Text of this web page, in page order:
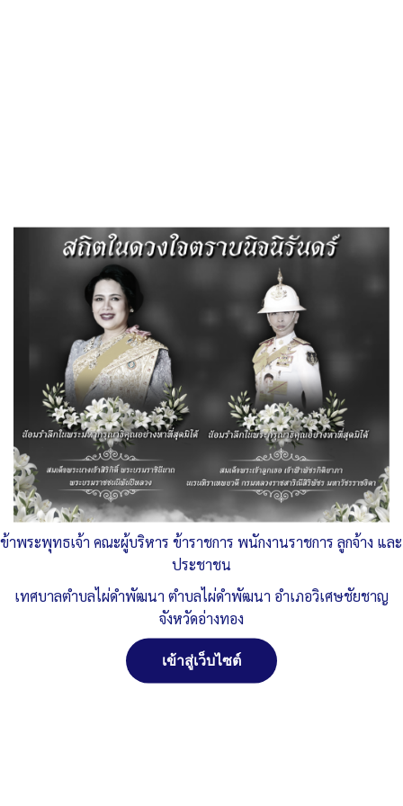
จัดการ การอนุญาตใช้งาน Cookies
วิเศษชัยชาญ จังหวัดอ่างทอง (www.phaidum.go.th) มีการใช้งาน
เทคโนโลยีคุกกี้ หรือ เทคโนโลยีอื่นที่มีลักษณะใกล้เคียงกันกับคุกกี้ บน
เว็บไซต์ของเรา โปรดศึกษา นโยบายการใช้คุกกี้ และ นโยบายความเป็น
รายงานผลการจัดซื้อจัดจ้างหรือการจัดหาพัสดุประจำปี
การเปิดโอกาสให้เกิดการมีส่วนร่วม
แผนยุทธศาสตร์หรือแผนพัฒนาหน่วย
Published, 3 มีนาคม 2565|By
ทต.ไผ่ดำพัฒนา จ.อ่างทอง
แผนยุทธศาสตร์การพัฒนา-65-ข้อ-4
ดาวน์โหลด
Post Views:1,288
Posted inแผนพัฒนาท้องถิ่น
ข้าพระพุทธเจ้า คณะผู้บริหาร ข้าราชการ พนักงานราชการ ลูกจ้าง และ
ประชาชน
เทศบาลตำบลไผ่ดำพัฒนา ตำบลไผ่ดำพัฒนา อำเภอวิเศษชัยชาญ
จังหวัดอ่างทอง
เข้าสู่เว็บไซต์